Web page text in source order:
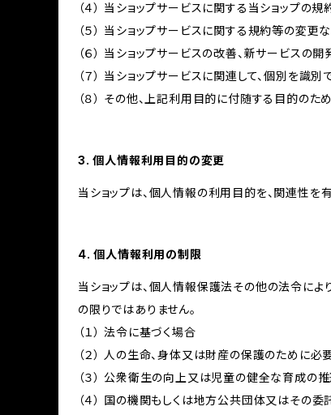
（４） 当ショップサービスに関する当ショップの
（５） 当ショップサービスに関する規約等の変更
（６） 当ショップサービスの改善、新サービスの
（７） 当ショップサービスに関連して、個別を
（８） その他、上記利用目的に付随する目的のため
3. 個人情報利用目的の変更
当ショップは、個人情報の利用目的を、関連性
4. 個人情報利用の制限
当ショップは、個人情報保護法その他の法令に
の限りではありません。
（１） 法令に基づく場合
（２） 人の生命、身体又は財産の保護のために
（３） 公衆衛生の向上又は児童の健全な育成の
（４） 国の機関もしくは地方公共団体又はその